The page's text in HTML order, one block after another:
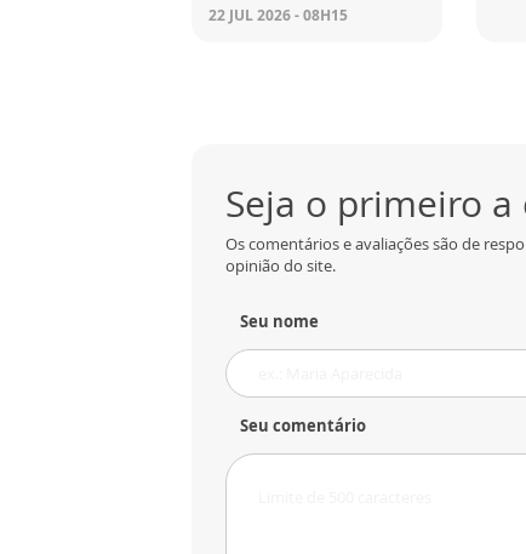
22 JUL 2026 - 08H15
Seja o primeiro
Os comentários e avaliações são de
opinião do site.
Seu nome
Seu comentário